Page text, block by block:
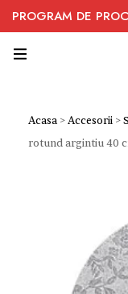
PROGRAM DE
- 16:00
Acasa >Accesorii >
rotund argintiu 40